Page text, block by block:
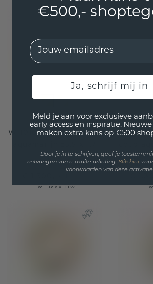
Trouwring
WH0162L25A 585 goud
mm
Excl. Tax & BTW
goud
€500,-
EMail
Ja, schrijf mij in
Meld je aan voor exclusieve
early access en inspiratie.
maken extra kans op €500
Door je in te schrijven, geef je
ontvangen van e-mailmarketing. Klik hier
voorwaarden van deze activatie